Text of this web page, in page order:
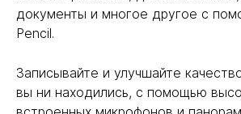
документы и многое другое с
Pencil.
Записывайте и улучшайте
вы ни находились, с помощью